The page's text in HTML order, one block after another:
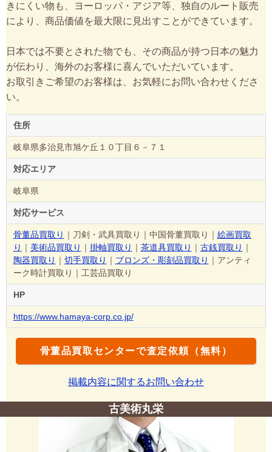
きにくい物も、ヨーロッパ・アジア等、独自のルート販売
により、商品価値を最大限に見出すことができています。
日本では不要とされた物でも、その商品が持つ日本の魅力
が伝わり、海外のお客様に喜んでいただいています。
お取引きご希望のお客様は、お気軽にお問い合わせくださ
い。
住所
岐阜県多治見市旭ケ丘１０丁目６－７１
対応エリア
岐阜県
対応サービス
骨董品買取り ｜刀剣・武具買取り｜中国骨董買取り｜ 絵画買取
り ｜ 美術品買取り ｜ 掛軸買取り ｜ 茶道具買取り ｜ 古銭買取り ｜
陶器買取り ｜ 切手買取り ｜ ブロンズ・彫刻品買取り ｜アンティ
ーク時計買取り｜工芸品買取り
HP
https://www.hamaya-corp.co.jp/
骨董品買取センターで査定依頼（無料）
掲載内容に関するお問い合わせ
古美術丸栄